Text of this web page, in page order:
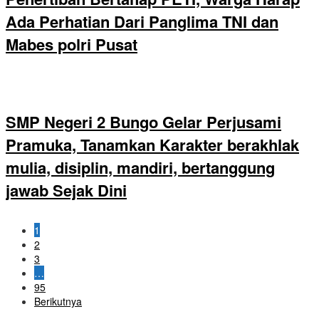
Ada Perhatian Dari Panglima TNI dan
Mabes polri Pusat
SMP Negeri 2 Bungo Gelar Perjusami
Pramuka, Tanamkan Karakter berakhlak
mulia, disiplin, mandiri, bertanggung
jawab Sejak Dini
1
2
3
…
95
Berikutnya